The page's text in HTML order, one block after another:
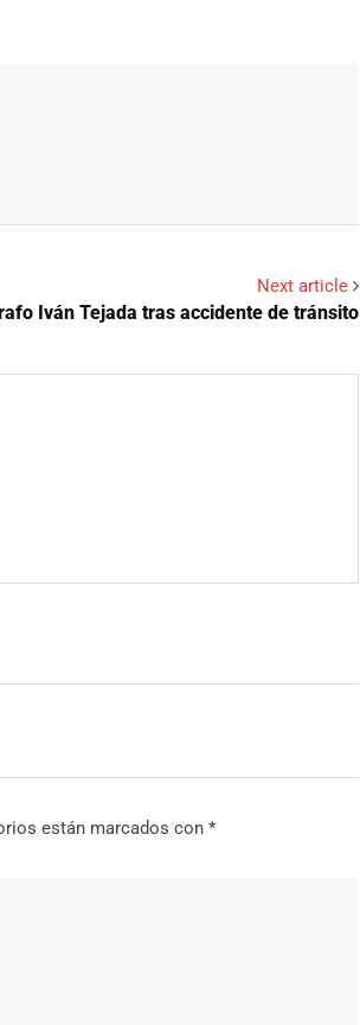
Next article
Iván Tejada tras accidente de tránsito
están marcados con *